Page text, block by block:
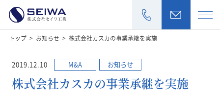
加工商品
トップ > お知らせ > 株式会社カスカの事業承継を実施
2019.12.10 M&A お知らせ
株式会社カスカの事業承継を実施